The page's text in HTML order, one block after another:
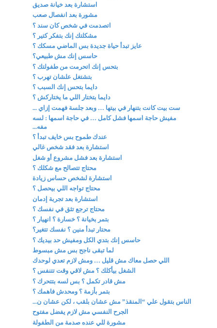
استشارة بعد خيانة صديق
مشورة بعد انفصال صعب
اتصدمت في شخص كان سند ؟
مشكلتك إنك بتفكر كتير ؟
عايز تبدأ حياة جديدة بس الماضي مسكك ؟
حاسس إنك مش طبيعي؟
بتحس إنك اتحرمت من طفولتك ؟
بتشتغل علشان تهرب ؟
دايما بتحس إنك السبب ؟
دايما بتختار اللي ما يختاركش ؟
ست بيت كانت بتنهار في بيتها … وبعد جلسة فهمت إزاي ...
مفيش حاجة اسمها فشل كامل … في حاجة اسمها : لسه
مفه...
عندك طموح بس خايف تبدأ ؟
استشارة بعد فقد شخص غالي
استشارة بعد فشل مشروع أو شغل
محتاج تتصالح مع شكلك ؟
استشارة لشخص حساس زيادة
محتاج تواجه اللي بيحصل ؟
استشارة بعد تجربة إدمان
محتاج ترجع تثق في نفسك ؟
بتمر بخيانة ؟ خسارة ؟ انهيار ؟
محتار تبدأ منين ؟ نفسك تتغير؟
حاسس إنك بتدي الكل ومفيش حد بيديك ؟
لما تبقى ناجح بس مش مبسوط
اللي حصل معاك مش قليل … ومش لازم تعدي لوحدك
الشغل بيأكلك ؟ مش لاقي وقت تتنفس ؟
مش قادر تكمل ؟ بس لسه بتتحرك ؟
بتمر بأزمة ؟ ومحدش فاهمك ؟
الناس بتقول علي “المنقذ” مش عشان بلقب ، لكن عشان ن...
الجرح النفسي مش لازم يفضل مفتوح
مشورة للي عنده صدمة من الطفولة